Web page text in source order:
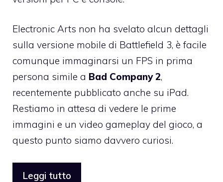
Electronic Arts non ha svelato alcun dettagli
sulla versione mobile di Battlefield 3, è facile
comunque immaginarsi un FPS in prima
persona simile a Bad Company 2,
recentemente pubblicato anche su iPad.
Restiamo in attesa di vedere le prime
immagini e un video gameplay del gioco, a
questo punto siamo davvero curiosi.
Leggi tutto